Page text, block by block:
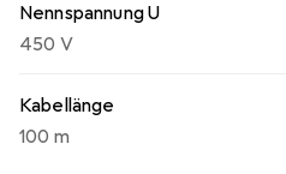
Nennspannung U
450 V
Kabellänge
100 m